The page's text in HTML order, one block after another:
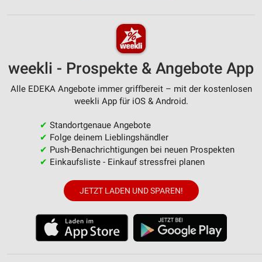
weekli - Prospekte & Angebote App
Alle EDEKA Angebote immer griffbereit – mit der kostenlosen
weekli App für iOS & Android.
✔ Standortgenaue Angebote
✔ Folge deinem Lieblingshändler
✔ Push-Benachrichtigungen bei neuen Prospekten
✔ Einkaufsliste - Einkauf stressfrei planen
JETZT LADEN UND SPAREN!
Messung der Werbeleistung
Messung der Performance von Inhalten
Analyse von Zielgruppen durch Statistiken oder
Kombinationen von Daten aus verschiedenen
Entwicklung und Verbesserung der Angebote
Verwendung reduzierter Daten zur Auswahl von
IAB-Besonderheiten:
Geräte anhand von aktiv angeforderten